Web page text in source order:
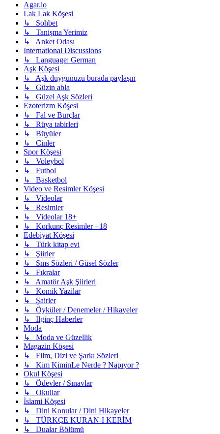
Agar.io
Lak Lak Köşesi
↳ Sohbet
↳ Tanişma Yerimiz
↳ Anket Odası
International Discussions
↳ Language: German
Aşk Köşesi
↳ Aşk duygunuzu burada paylaşın
↳ Güzin abla
↳ Güzel Aşk Sözleri
Ezoterizm Köşesi
↳ Fal ve Burçlar
↳ Rüya tabirleri
↳ Büyüler
↳ Cinler
Spor Köşesi
↳ Voleybol
↳ Futbol
↳ Basketbol
Video ve Resimler Köşesi
↳ Videolar
↳ Resimler
↳ Videolar 18+
↳ Korkunç Resimler +18
Edebiyat Köşesi
↳ Türk kitap evi
↳ Şiirler
↳ Sms Sözleri / Güsel Sözler
↳ Fıkralar
↳ Amatör Aşk Şiirleri
↳ Komik Yazilar
↳ Şairler
↳ Öyküler / Denemeler / Hikayeler
↳ Ilginç Haberler
Moda
↳ Moda ve Güzellik
Magazin Köşesi
↳ Film, Dizi ve Şarkı Sözleri
↳ Kim KiminLe Nerde ? Napıyor ?
Okul Köşesi
↳ Ödevler / Sınavlar
↳ Okullar
İslami Köşesi
↳ Dini Konular / Dini Hikayeler
↳ TÜRKÇE KURAN-I KERİM
↳ Dualar Bölümü